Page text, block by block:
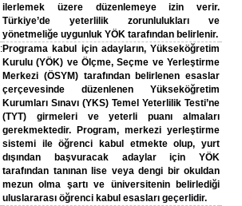
ilerlemek üzere düzenlemeye izin verir.
Türkiye’de yeterlilik zorunlulukları ve
yönetmeliğe uygunluk YÖK tarafından belirlenir.
:Programa kabul için adayların, Yükseköğretim
Kurulu (YÖK) ve Ölçme, Seçme ve Yerleştirme
Merkezi (ÖSYM) tarafından belirlenen esaslar
çerçevesinde düzenlenen Yükseköğretim
Kurumları Sınavı (YKS) Temel Yeterlilik Testi’ne
(TYT) girmeleri ve yeterli puanı almaları
gerekmektedir. Program, merkezi yerleştirme
sistemi ile öğrenci kabul etmekte olup, yurt
dışından başvuracak adaylar için YÖK
tarafından tanınan lise veya dengi bir okuldan
mezun olma şartı ve üniversitenin belirlediği
uluslararası öğrenci kabul esasları geçerlidir.